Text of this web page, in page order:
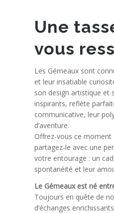
Une
vous
Les Gémeaux sont
et leur insatiable
son design artistique et
inspirants, reflète
communicative, leur
d’aventure.
Offrez-vous ce moment
partagez-le avec une
votre entourage : un
spontanéité et leur
Le Gémeaux est né
Toujours en quête de
d’échanges